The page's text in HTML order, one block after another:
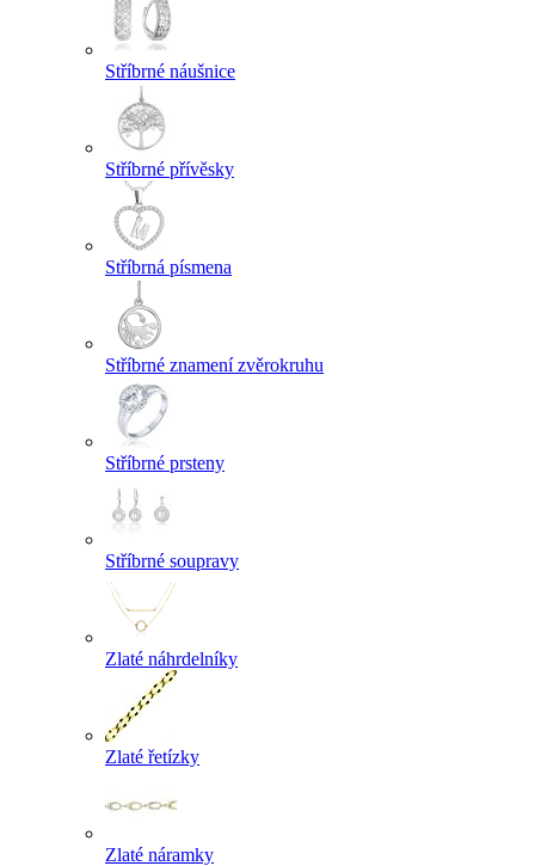
Stříbrné náušnice
Stříbrné přívěsky
Stříbrná písmena
Stříbrné znamení zvěrokruhu
Stříbrné prsteny
Stříbrné soupravy
Zlaté náhrdelníky
Zlaté řetízky
Zlaté náramky